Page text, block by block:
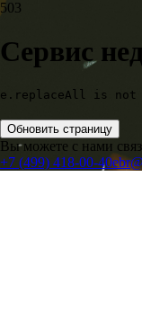
503
Сервис
e.replaceAll is not
Обновить страницу
Вы можете с нами
+7 (499) 418-00-40